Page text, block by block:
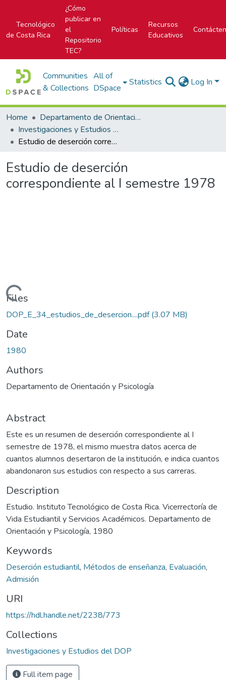
Tecnológico
de Costa Rica
¿Cómo
publicar en
el
Repositorio
TEC?
Políticas
Recursos
Educativos
Communities
& Collections
All of
DSpace
Statistics Log In
Home
Departamento de Orientación y Psicología
Investigaciones y Estudios del DOP
Estudio de deserción correspondiente al I semestre 1978
Estudio de deserción
correspondiente al I semestre 1978
Loading...
Files
DOP_E_34_estudios_de_desercion....pdf(3.07 MB)
Date
1980
Authors
Departamento de Orientación y Psicología
Abstract
Este es un resumen de deserción correspondiente al I
semestre de 1978, el mismo muestra datos acerca de
cuantos alumnos desertaron de la institución, e indica cuantos
abandonaron sus estudios con respecto a sus carreras.
Description
Estudio. Instituto Tecnológico de Costa Rica. Vicerrectoría de
Vida Estudiantil y Servicios Académicos. Departamento de
Orientación y Psicología, 1980
Keywords
Deserción estudiantil, Métodos de enseñanza, Evaluación,
Admisión
URI
https://hdl.handle.net/2238/773
Collections
Investigaciones y Estudios del DOP
Full item page